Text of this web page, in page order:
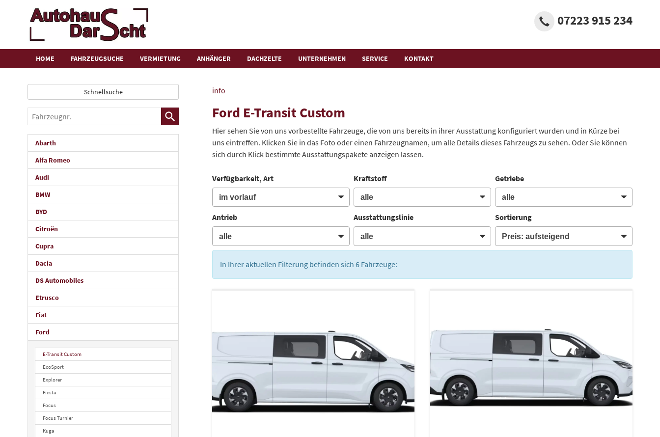
07223 915 234
HOME FAHRZEUGSUCHE VERMIETUNG ANHÄNGER DACHZELTE UNTERNEHMEN SERVICE KONTAKT
info
Ford E-Transit Custom
Hier sehen Sie von uns vorbestellte Fahrzeuge, die von uns bereits in ihrer Ausstattung konfiguriert wurden und in Kürze bei
uns eintreffen. Klicken Sie in das Foto oder einen Fahrzeugnamen, um alle Details dieses Fahrzeugs zu sehen. Oder Sie können
sich durch Klick bestimmte Ausstattungspakete anzeigen lassen.
Verfügbarkeit, Art Kraftstoff Getriebe
Antrieb Ausstattungslinie Sortierung
In Ihrer aktuellen Filterung befinden sich 6Fahrzeuge:
Schnellsuche
Fahrzeugnr.
Abarth
Alfa Romeo
Audi
BMW
BYD
Citroën
Cupra
Dacia
DS Automobiles
Etrusco
Fiat
Ford
E-Transit Custom
EcoSport
Explorer
Fiesta
Focus
Focus Turnier
Kuga